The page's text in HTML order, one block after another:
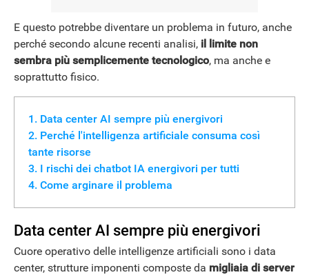
E questo potrebbe diventare un problema in futuro, anche
perché secondo alcune recenti analisi, il limite non
sembra più semplicemente tecnologico, ma anche e
soprattutto fisico.
Data center AI sempre più energivori
Perché l'intelligenza artificiale consuma così
tante risorse
I rischi dei chatbot IA energivori per tutti
Come arginare il problema
Data center AI sempre più energivori
Cuore operativo delle intelligenze artificiali sono i data
center, strutture imponenti composte da migliaia di server